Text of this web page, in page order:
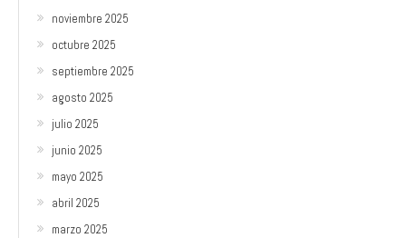
noviembre 2025
octubre 2025
septiembre 2025
agosto 2025
julio 2025
junio 2025
mayo 2025
abril 2025
marzo 2025